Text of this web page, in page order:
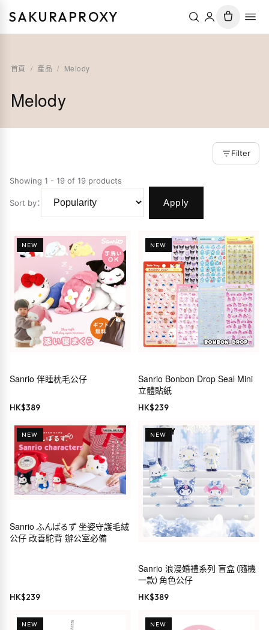
SAKURAPROXY
首頁 / 產品 / Melody
Melody
Filter
Showing 1 - 19 of 19 products
Sort by： Apply
NEW
Sanrio 伴睡枕毛公仔
HK$389
NEW
Sanrio Bonbon Drop Seal Mini
立體貼紙
HK$239
NEW
Sanrio ふんばるず 坐姿守護毛絨
公仔 改善駝背 辦公室必備
HK$239
NEW
Sanrio 浪漫婚禮系列 盲盒（隨機
一款）角色公仔
HK$389
NEW NEW